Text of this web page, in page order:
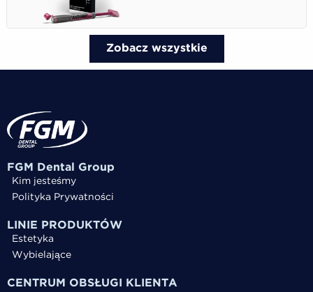
Zobacz wszystkie
FGM Dental Group
Kim jesteśmy
Polityka Prywatności
LINIE PRODUKTÓW
Estetyka
Wybielające
CENTRUM OBSŁUGI KLIENTA